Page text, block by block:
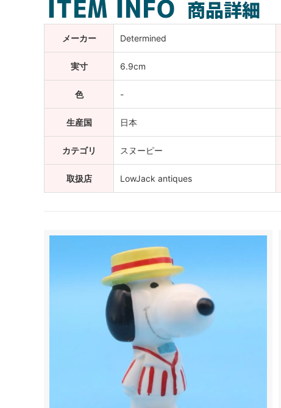
メーカー Determined
実寸 6.9cm
色 -
生産国 日本
カテゴリ スヌーピー
取扱店 LowJack antiques